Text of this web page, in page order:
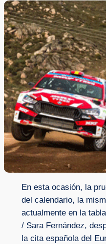
En esta ocasión, la
del calendario, la
actualmente en la
/ Sara Fernández,
la cita española del